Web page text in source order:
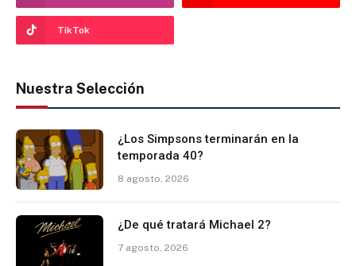
TikTok
Nuestra Selección
¿Los Simpsons terminarán en la
temporada 40?
8 agosto, 2026
¿De qué tratará Michael 2?
7 agosto, 2026